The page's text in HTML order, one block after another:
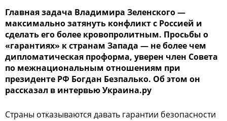
Главная задача Владимира Зеленского —
максимально затянуть конфликт с Россией и
сделать его более кровопролитным. Просьбы о
«гарантиях» к странам Запада — не более чем
дипломатическая проформа, уверен член Совета
по межнациональным отношениям при
президенте РФ Богдан Безпалько. Об этом он
рассказал в интервью Украина.ру
Страны отказываются давать гарантии безопасности